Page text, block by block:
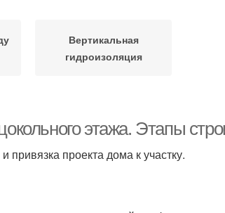
Вертикальная
гидроизоляция
этажа. Этапы
привязка проекта дома к участку.